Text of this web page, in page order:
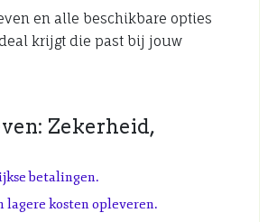
en alle beschikbare opties
krijgt die past bij jouw
Zekerheid,
betalingen.
kosten opleveren.